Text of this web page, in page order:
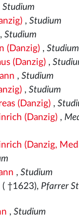
Studium
, Studium
, Studium
(Danzig), Studium
(Danzig),
, Studium
, Studium
(Danzig),
(Danzig),
(Danzig,
, Studium
( †1623), Pfarrer
, Studium